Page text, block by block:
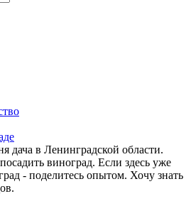
дача в Ленинградской области.
виноград. Если здесь уже
- поделитесь опытом. Хочу знать